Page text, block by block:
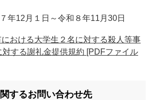
年12月１日～令和８年11月30日
おける大学生２名に対する殺人等事
する謝礼金提供規約 [PDFファイル
するお問い合わせ先